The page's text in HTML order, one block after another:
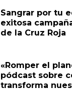
Sangrar por tu
exitosa
de la Cruz Roja
«Romper el
pódcast sobre
transforma